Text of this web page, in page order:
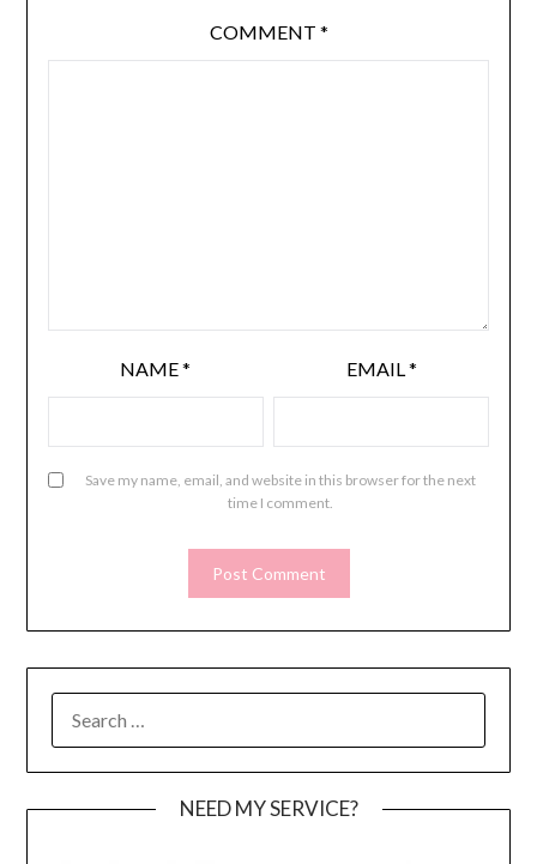
COMMENT *
NAME* EMAIL*
Save my name, email, and website in this browser for the next
time I comment.
FOR:
NEED MY SERVICE?